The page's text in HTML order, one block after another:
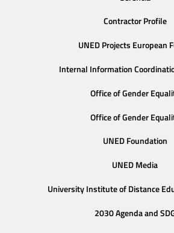
Contractor Profile
UNED Projects European
Internal Information
Office of Gender
Office of Gender
UNED Foundation
UNED Media
University Institute of Distance
2030 Agenda and